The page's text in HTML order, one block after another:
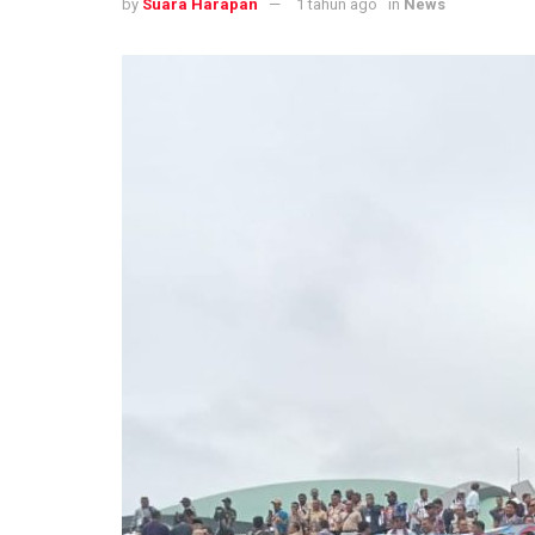
by Suara Harapan 1 tahun ago in News